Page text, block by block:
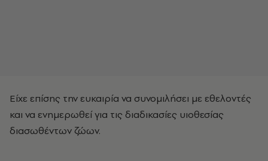
Είχε επίσης την ευκαιρία να συνομιλήσει με εθελοντές
και να ενημερωθεί για τις διαδικασίες υιοθεσίας
διασωθέντων ζώων.